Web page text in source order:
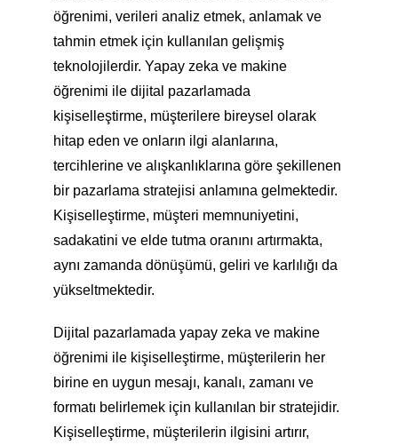
öğrenimi, verileri analiz etmek, anlamak ve
tahmin etmek için kullanılan gelişmiş
teknolojilerdir. Yapay zeka ve makine
öğrenimi ile dijital pazarlamada
kişiselleştirme, müşterilere bireysel olarak
hitap eden ve onların ilgi alanlarına,
tercihlerine ve alışkanlıklarına göre şekillenen
bir pazarlama stratejisi anlamına gelmektedir.
Kişiselleştirme, müşteri memnuniyetini,
sadakatini ve elde tutma oranını artırmakta,
aynı zamanda dönüşümü, geliri ve karlılığı da
yükseltmektedir.
Dijital pazarlamada yapay zeka ve makine
öğrenimi ile kişiselleştirme, müşterilerin her
birine en uygun mesajı, kanalı, zamanı ve
formatı belirlemek için kullanılan bir stratejidir.
Kişiselleştirme, müşterilerin ilgisini artırır,